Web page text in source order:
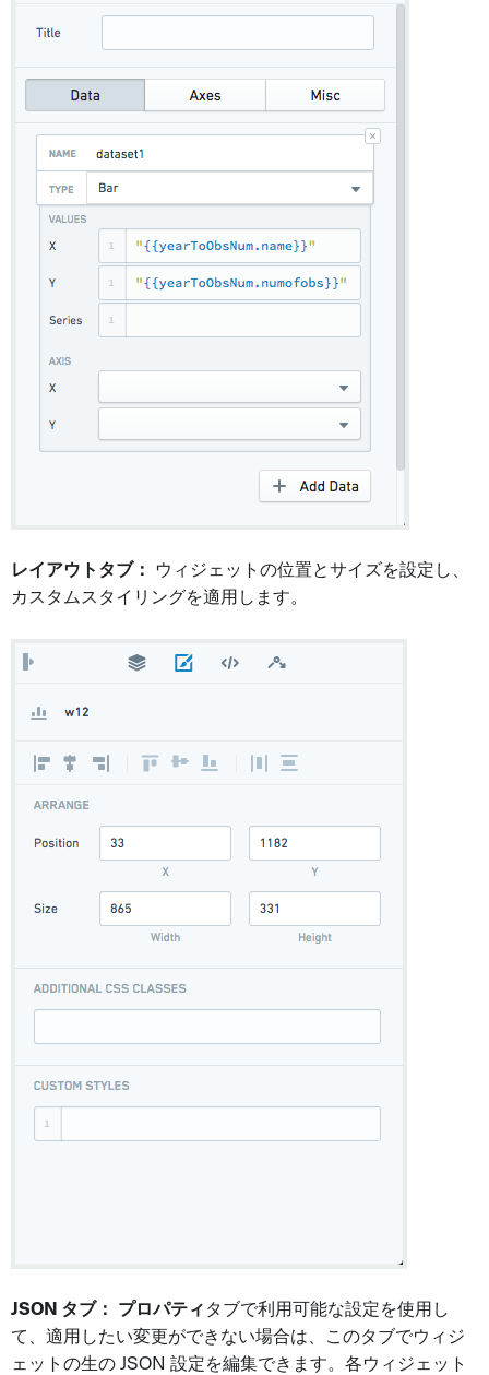
レイアウトタブ：
ウィジェットの位置とサイズを設定し、
カスタムスタイリングを適用します。
JSON タブ： プロパティ タブで利用可能な設定を使用し
て、適用したい変更ができない場合は、このタブでウィジ
ェットの生の JSON 設定を編集できます。各ウィジェット